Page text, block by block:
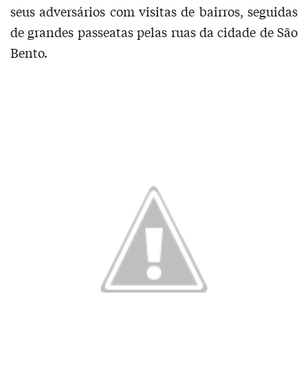
seus adversários com visitas de bairros, seguidas
de grandes passeatas pelas ruas da cidade de São
Bento.